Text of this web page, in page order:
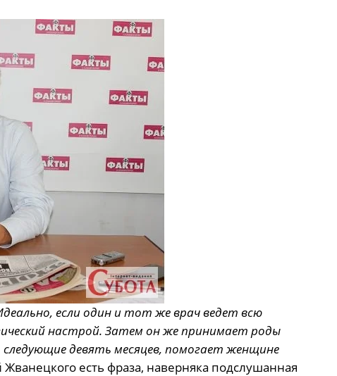
если один и тот же врач ведет всю
настрой. Затем он же принимает роды
следующие девять месяцев, помогает женщине
есть фраза, наверняка подслушанная